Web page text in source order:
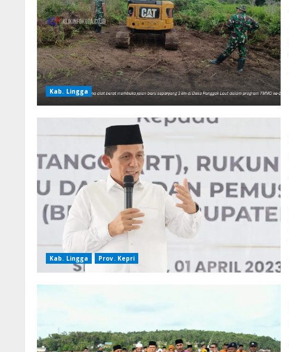
Kab. Lingga
Kab. Lingga Prov. Kepri